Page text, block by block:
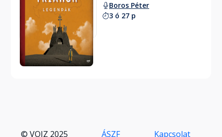
Boros Péter
3 ó 27 p
© VOIZ 2025 ÁSZF Kapcsolat